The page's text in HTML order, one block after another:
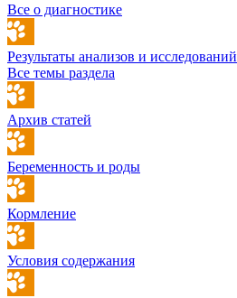
Все о диагностике
Результаты анализов и исследований
Все темы раздела
Архив статей
Беременность и роды
Кормление
Условия содержания